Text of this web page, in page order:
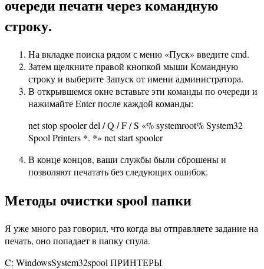
очереди печати через командную
строку.
На вкладке поиска рядом с меню «Пуск» введите cmd.
Затем щелкните правой кнопкой мыши Командную
строку и выберите Запуск от имени администратора.
В открывшемся окне вставьте эти команды по очереди и
нажимайте Enter после каждой команды:
net stop spooler del / Q / F / S «% systemroot% System32
Spool Printers *. *» net start spooler
В конце концов, ваши службы были сброшены и
позволяют печатать без следующих ошибок.
Методы очистки spool папки
Я уже много раз говорил, что когда вы отправляете задание на
печать, оно попадает в папку спула.
C: WindowsSystem32spool ПРИНТЕРЫ